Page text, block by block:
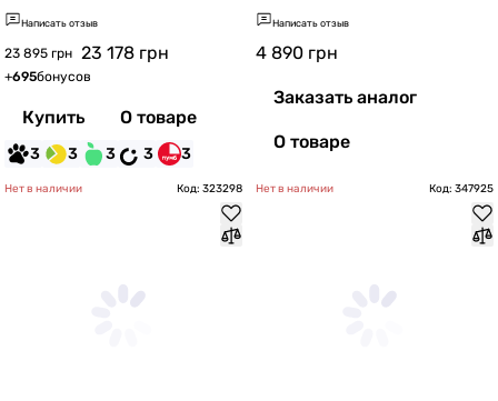
Написать отзыв
23 895 грн 23 178 грн
+695бонусов
Купить О товаре
3 3 3 3 3
Написать отзыв
4 890 грн
Заказать аналог
О товаре
Нет в наличии Код: 323298 Нет в наличии Код: 347925